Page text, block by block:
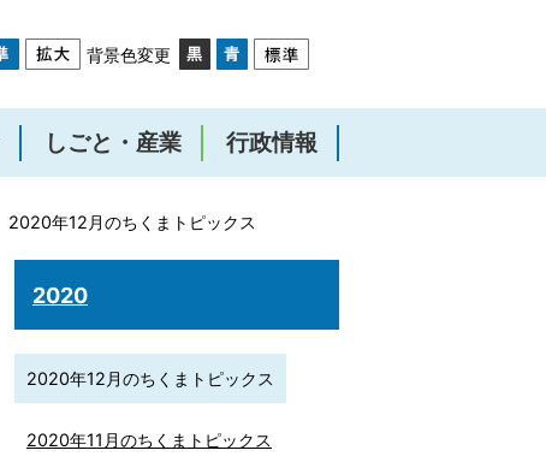
背景色変更
しごと・産業 行政情報
2020年12月のちくまトピックス
2020
2020年12月のちくまトピックス
2020年11月のちくまトピックス